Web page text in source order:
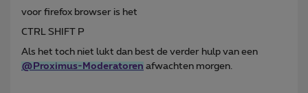
voor firefox browser is het
CTRL SHIFT P
Als het toch niet lukt dan best de verder hulp van een
@Proximus-Moderatoren afwachten morgen.